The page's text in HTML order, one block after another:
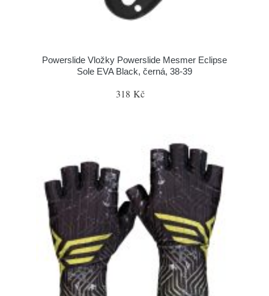
Powerslide Vložky Powerslide Mesmer Eclipse
Sole EVA Black, černá, 38-39
318 Kč